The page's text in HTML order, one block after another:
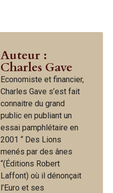
Auteur :
Charles Gave
Economiste et financier,
Charles Gave s’est fait
connaitre du grand
public en publiant un
essai pamphlétaire en
2001 “ Des Lions
menés par des ânes
“(Éditions Robert
Laffont) où il dénonçait
l’Euro et ses